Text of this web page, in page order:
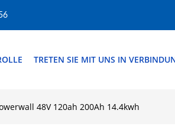
TRETEN SIE MIT UNS IN
48V 120ah 200Ah 14.4kwh